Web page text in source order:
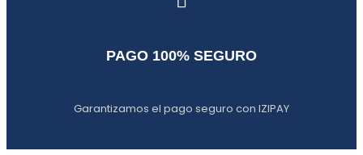
PAGO 100% SEGURO
Garantizamos el pago seguro con IZIPAY